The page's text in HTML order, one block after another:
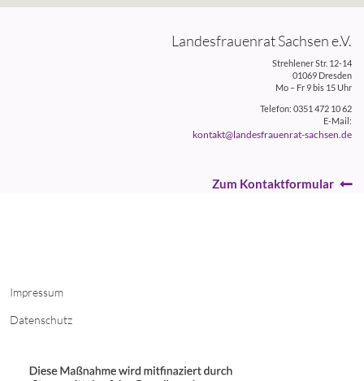
Landesfrauenrat Sachsen e.V.
Strehlener Str. 12-14
01069 Dresden
Mo – Fr 9 bis 15 Uhr
Telefon: 0351 472 10 62
E-Mail:
kontakt@landesfrauenrat-sachsen.de
Zum Kontaktformular
Impressum
Datenschutz